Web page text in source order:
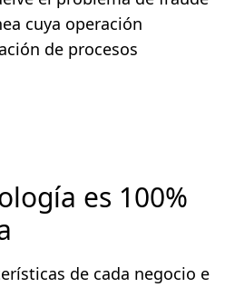
cuya operación
de procesos
es 100%
de cada negocio e